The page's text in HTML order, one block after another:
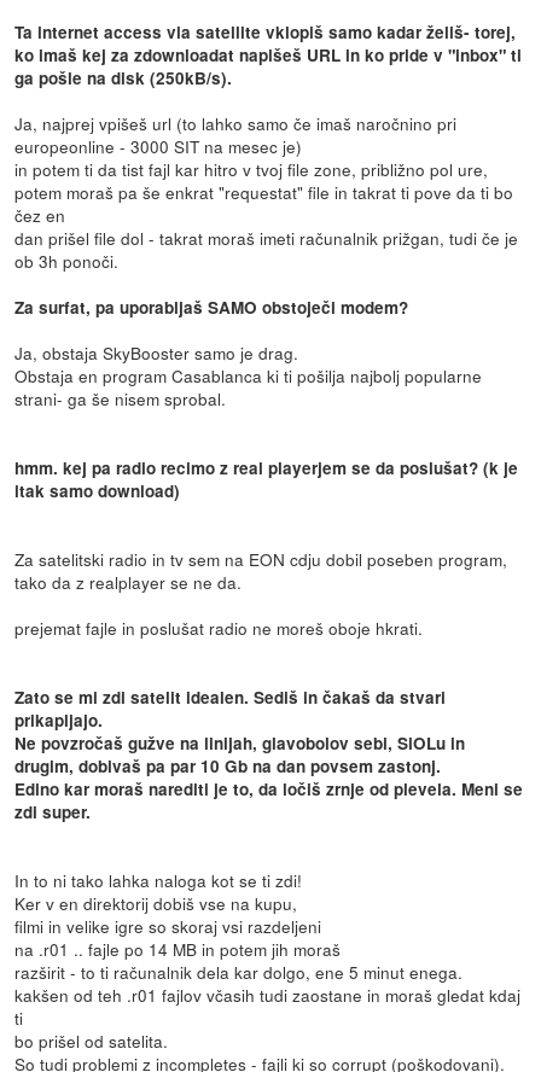
Ta internet access via satellite vklopiš samo kadar želiš- torej,
ko imaš kej za zdownloadat napišeš URL in ko pride v "inbox" ti
ga pošle na disk (250kB/s).
Ja, najprej vpišeš url (to lahko samo če imaš naročnino pri
europeonline - 3000 SIT na mesec je)
in potem ti da tist fajl kar hitro v tvoj file zone, približno pol ure,
potem moraš pa še enkrat "requestat" file in takrat ti pove da ti bo
čez en
dan prišel file dol - takrat moraš imeti računalnik prižgan, tudi če je
ob 3h ponoči.
Za surfat, pa uporabljaš SAMO obstoječi modem?
Ja, obstaja SkyBooster samo je drag.
Obstaja en program Casablanca ki ti pošilja najbolj popularne
strani- ga še nisem sprobal.
hmm. kej pa radio recimo z real playerjem se da poslušat? (k je
itak samo download)
Za satelitski radio in tv sem na EON cdju dobil poseben program,
tako da z realplayer se ne da.
prejemat fajle in poslušat radio ne moreš oboje hkrati.
Zato se mi zdi satelit idealen. Sediš in čakaš da stvari
prikapljajo.
Ne povzročaš gužve na linijah, glavobolov sebi, SiOLu in
drugim, dobivaš pa par 10 Gb na dan povsem zastonj.
Edino kar moraš narediti je to, da ločiš zrnje od plevela. Meni se
zdi super.
In to ni tako lahka naloga kot se ti zdi!
Ker v en direktorij dobiš vse na kupu,
filmi in velike igre so skoraj vsi razdeljeni
na .r01 .. fajle po 14 MB in potem jih moraš
razširit - to ti računalnik dela kar dolgo, ene 5 minut enega.
kakšen od teh .r01 fajlov včasih tudi zaostane in moraš gledat kdaj
ti
bo prišel od satelita.
So tudi problemi z incompletes - fajli ki so corrupt (poškodovani).